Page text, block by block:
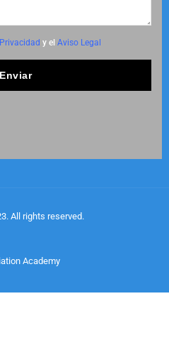
y el Aviso Legal
Enviar
Academy
All rights reserved.